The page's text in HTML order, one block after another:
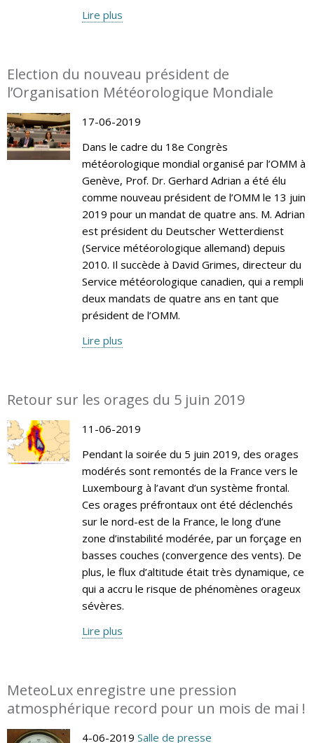
Lire plus
Election du nouveau président de
l’Organisation Météorologique Mondiale
17-06-2019
Dans le cadre du 18e Congrès
météorologique mondial organisé par l’OMM à
Genève, Prof. Dr. Gerhard Adrian a été élu
comme nouveau président de l’OMM le 13 juin
2019 pour un mandat de quatre ans. M. Adrian
est président du Deutscher Wetterdienst
(Service météorologique allemand) depuis
2010. Il succède à David Grimes, directeur du
Service météorologique canadien, qui a rempli
deux mandats de quatre ans en tant que
président de l’OMM.
Lire plus
Retour sur les orages du 5 juin 2019
11-06-2019
Pendant la soirée du 5 juin 2019, des orages
modérés sont remontés de la France vers le
Luxembourg à l’avant d’un système frontal.
Ces orages préfrontaux ont été déclenchés
sur le nord-est de la France, le long d’une
zone d’instabilité modérée, par un forçage en
basses couches (convergence des vents). De
plus, le flux d’altitude était très dynamique, ce
qui a accru le risque de phénomènes orageux
sévères.
Lire plus
MeteoLux enregistre une pression
atmosphérique record pour un mois de mai !
4-06-2019 Salle de presse